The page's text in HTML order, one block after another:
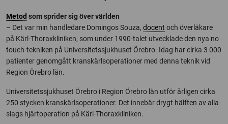
Metod som sprider sig över världen
– Det var min handledare Domingos Souza, docent och överläkare
på Kärl-Thoraxkliniken, som under 1990-talet utvecklade den nya no
touch-tekniken på Universitetssjukhuset Örebro. Idag har cirka 3 000
patienter genomgått kranskärlsoperationer med denna teknik vid
Region Örebro län.
Universitetssjukhuset Örebro i Region Örebro län utför årligen cirka
250 stycken kranskärlsoperationer. Det innebär drygt hälften av alla
slags hjärtoperation på Kärl-Thoraxkliniken.